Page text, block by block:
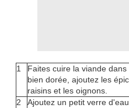
1
Faites cuire la viande
bien dorée, ajoutez les
raisins et les oignons.
2
Ajoutez un petit verre